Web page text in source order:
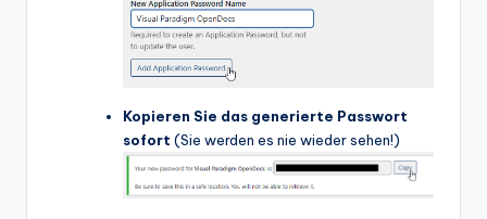
Kopieren Sie das generierte Passwort
sofort (Sie werden es nie wieder sehen!)